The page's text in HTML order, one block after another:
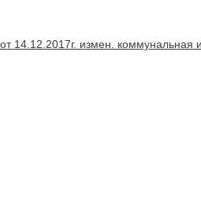
14.12.2017г. измен. коммунальная